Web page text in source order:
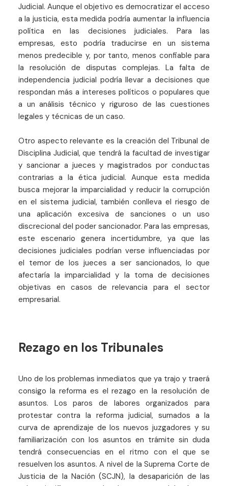
Judicial. Aunque el objetivo es democratizar el acceso
a la justicia, esta medida podría aumentar la influencia
política en las decisiones judiciales. Para las
empresas, esto podría traducirse en un sistema
menos predecible y, por tanto, menos confiable para
la resolución de disputas complejas. La falta de
independencia judicial podría llevar a decisiones que
respondan más a intereses políticos o populares que
a un análisis técnico y riguroso de las cuestiones
legales y técnicas de un caso.
Otro aspecto relevante es la creación del Tribunal de
Disciplina Judicial, que tendrá la facultad de investigar
y sancionar a jueces y magistrados por conductas
contrarias a la ética judicial. Aunque esta medida
busca mejorar la imparcialidad y reducir la corrupción
en el sistema judicial, también conlleva el riesgo de
una aplicación excesiva de sanciones o un uso
discrecional del poder sancionador. Para las empresas,
este escenario genera incertidumbre, ya que las
decisiones judiciales podrían verse influenciadas por
el temor de los jueces a ser sancionados, lo que
afectaría la imparcialidad y la toma de decisiones
objetivas en casos de relevancia para el sector
empresarial.
Rezago en los Tribunales
Uno de los problemas inmediatos que ya trajo y traerá
consigo la reforma es el rezago en la resolución de
asuntos. Los paros de labores organizados para
protestar contra la reforma judicial, sumados a la
curva de aprendizaje de los nuevos juzgadores y su
familiarización con los asuntos en trámite sin duda
tendrá consecuencias en el ritmo con el que se
resuelven los asuntos. A nivel de la Suprema Corte de
Justicia de la Nación (SCJN), la desaparición de las